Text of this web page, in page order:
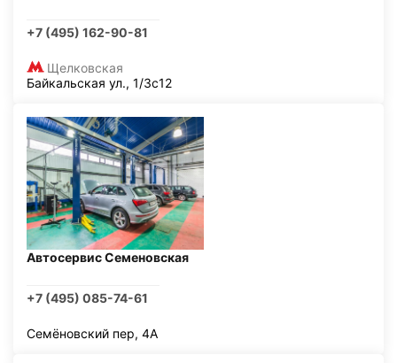
+7 (495) 162-90-81
Щелковская
Байкальская ул., 1/3с12
Автосервис Семеновская
+7 (495) 085-74-61
Семёновский пер, 4А